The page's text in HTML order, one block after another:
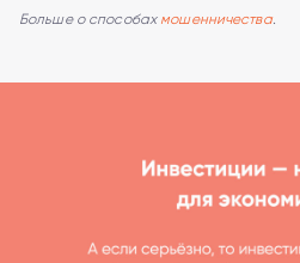
Больше о способах мошенничества.